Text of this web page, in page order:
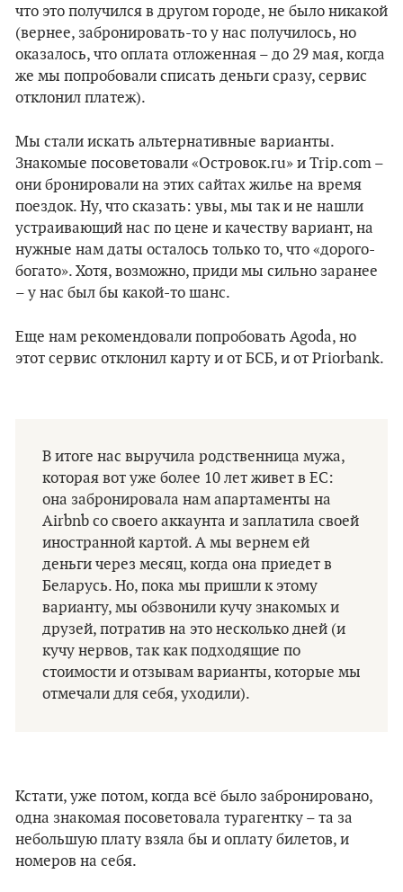
что это получился в другом городе, не было никакой
(вернее, забронировать-то у нас получилось, но
оказалось, что оплата отложенная – до 29 мая, когда
же мы попробовали списать деньги сразу, сервис
отклонил платеж).
Мы стали искать альтернативные варианты.
Знакомые посоветовали «Островок.ru» и Trip.com –
они бронировали на этих сайтах жилье на время
поездок. Ну, что сказать: увы, мы так и не нашли
устраивающий нас по цене и качеству вариант, на
нужные нам даты осталось только то, что «дорого-
богато». Хотя, возможно, приди мы сильно заранее
– у нас был бы какой-то шанс.
Еще нам рекомендовали попробовать Agoda, но
этот сервис отклонил карту и от БСБ, и от Priorbank.
В итоге нас выручила родственница мужа,
которая вот уже более 10 лет живет в ЕС:
она забронировала нам апартаменты на
Airbnb со своего аккаунта и заплатила своей
иностранной картой. А мы вернем ей
деньги через месяц, когда она приедет в
Беларусь. Но, пока мы пришли к этому
варианту, мы обзвонили кучу знакомых и
друзей, потратив на это несколько дней (и
кучу нервов, так как подходящие по
стоимости и отзывам варианты, которые мы
отмечали для себя, уходили).
Кстати, уже потом, когда всё было забронировано,
одна знакомая посоветовала турагентку – та за
небольшую плату взяла бы и оплату билетов, и
номеров на себя.